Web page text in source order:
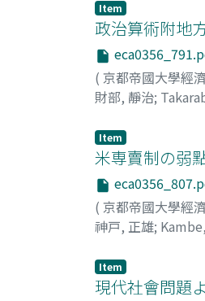
Item
政治算術附地
( 京都帝國大學經
財部, 靜治;
Item
米専賣制の弱
( 京都帝國大學經
神戸, 正雄;
Item
現代社會問題